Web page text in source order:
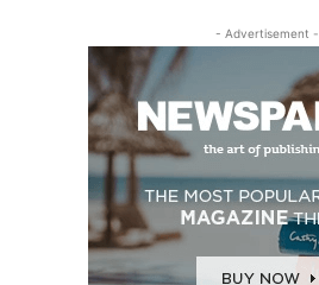
- Advertisement -